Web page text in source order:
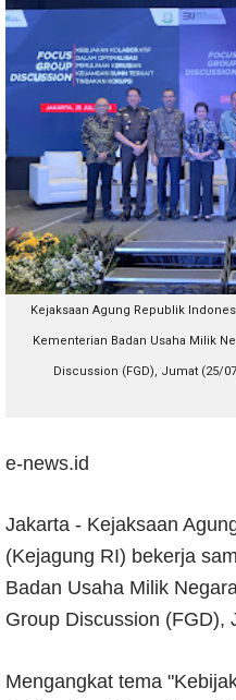
Kejaksaan Agung Republik
Kementerian Badan Usaha Milik
Discussion (FGD), Jumat (25/
e-news.id
Jakarta - Kejaksaan
(Kejagung RI) bekerja
Badan Usaha Milik
Group Discussion (FGD),
Mengangkat tema